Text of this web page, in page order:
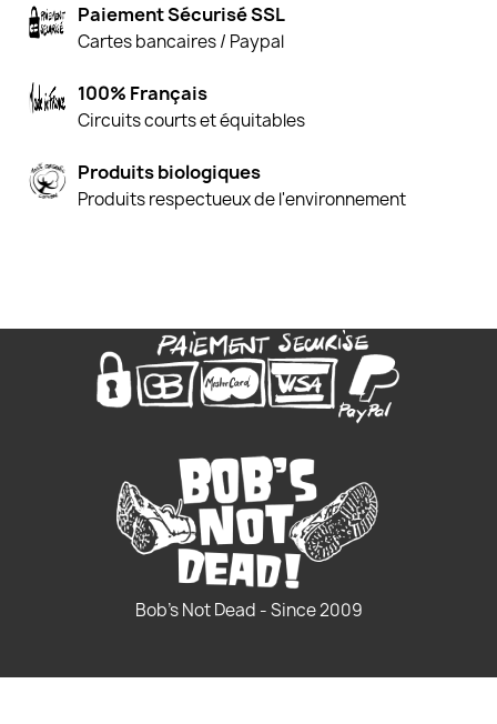
Paiement Sécurisé SSL
Cartes bancaires / Paypal
100% Français
Circuits courts et équitables
Produits biologiques
Produits respectueux de l'environnement
Bob's Not Dead - Since 2009